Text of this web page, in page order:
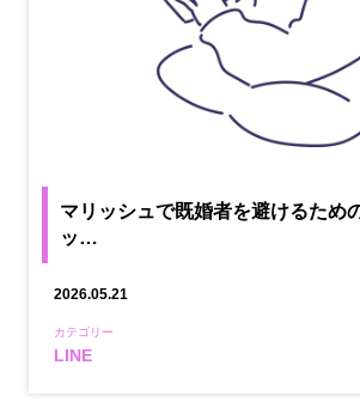
マリッシュで既婚者を避けるため
ッ…
2026.05.21
カテゴリー
LINE